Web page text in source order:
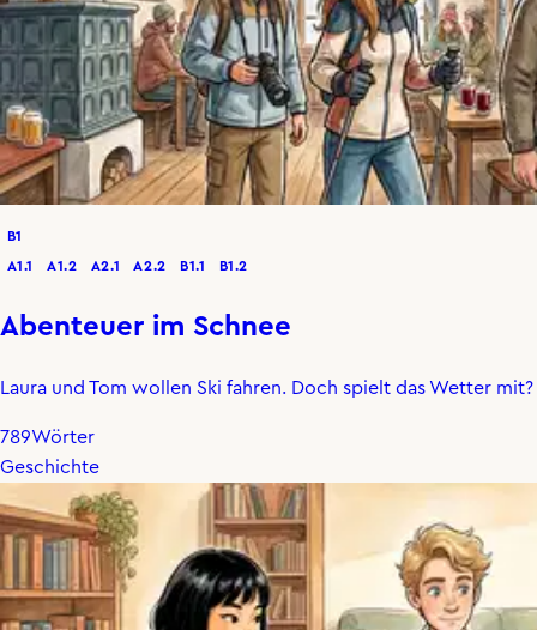
B1
A1.1 A1.2 A2.1 A2.2 B1.1 B1.2
Abenteuer im Schnee
Laura und Tom wollen Ski fahren. Doch spielt das Wetter mit?
789Wörter
Geschichte